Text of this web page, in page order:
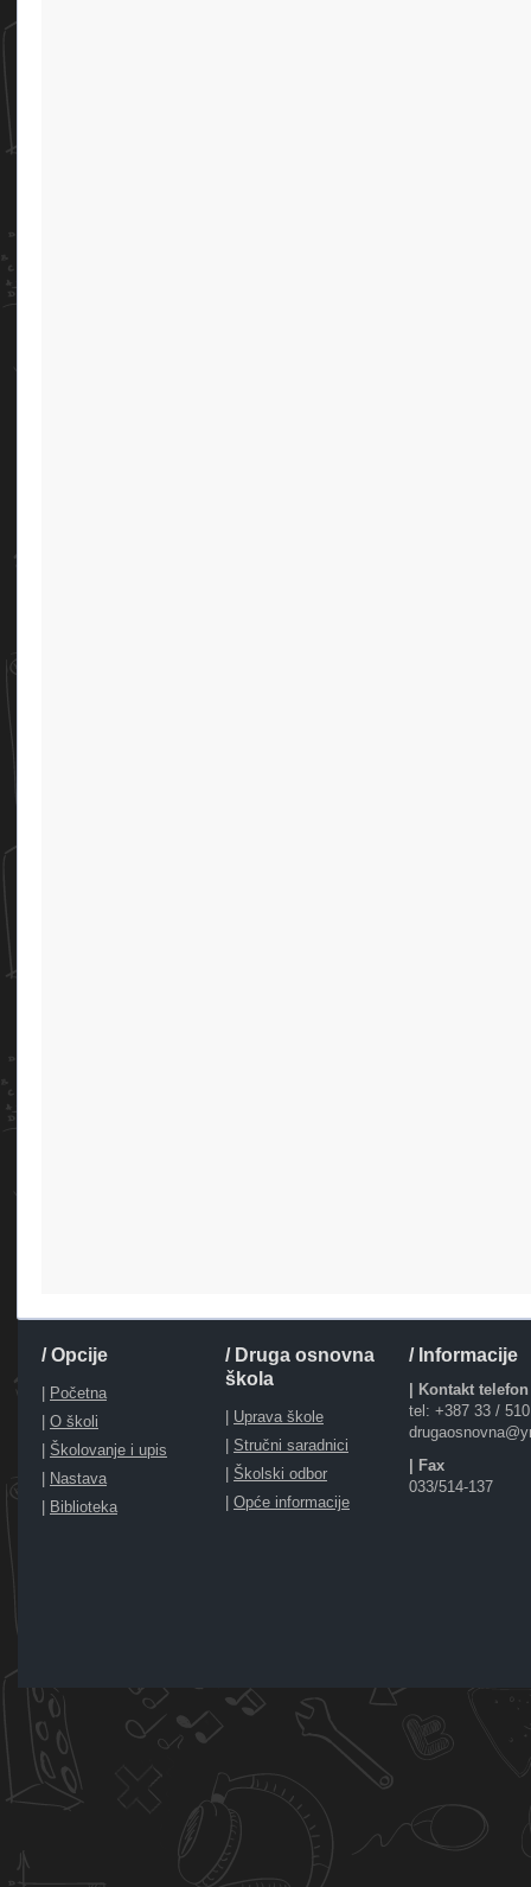
/ Opcije
| Početna
| O školi
| Školovanje i upis
| Nastava
| Biblioteka
/ Druga osnovna
škola
| Uprava škole
| Stručni saradnici
| Školski odbor
| Opće informacije
/ Informacije
| Kontakt telefon
tel: +387 33 /
| Fax
033/514-137